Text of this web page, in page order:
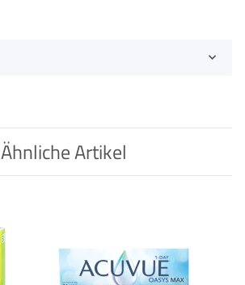
Ähnliche Artikel